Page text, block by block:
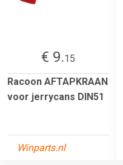
€ 9.15
Racoon AFTAPKRAAN
voor jerrycans DIN51
Winparts.nl